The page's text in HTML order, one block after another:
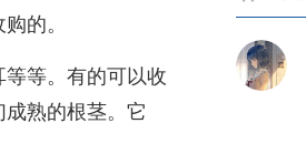
的。
等。有的可以收
熟的根茎。它